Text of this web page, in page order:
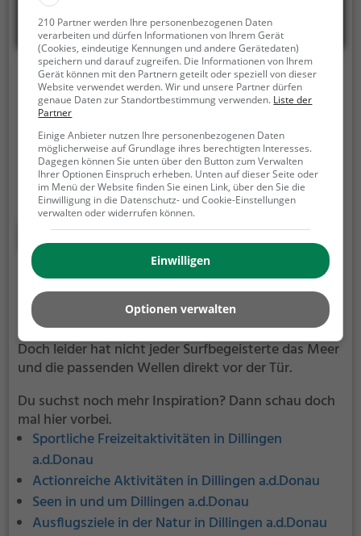
Blackforestwave
Kallhardtstraße 31, 75173 Pforzheim
Die blackforestwave ist eine künstlich erzeugte,
sogenannte stehende Surf-Welle in Pforzheim.
dem Wasser der Nagold kannst du hier die
mechanisch erzeugten Wellen reiten und deine
Technik perfektionieren.Die blackforestwave ist nur
für erfahrene Surfer geeignet.
Mehr erfahren
Wellenreiten in Dillingen a.d.Donau
Surfen oder auch Wellenreiten ist eine beliebte
Sportart und vor allem am Meer weit verbreitet.
Doch leider hat nicht jeder Surfbegeisterte das Meer
und die passenden Wellen direkt vor der Tür.
Du suchst noch mehr Inspiration? Dann schau doch
mal hier vorbei.
Sportliche Freizeitaktivitäten in Dillingen
a.d.Donau
Actionreiche Aktivitäten in Dillingen a.d.Donau
Seen in und um Dillingen a.d.Donau
Ausflugsziele in der Natur in Dillingen a.d.Donau
210 Partner werden Ihre personenbezogenen Daten
verarbeiten und dürfen Informationen von Ihrem Gerät
(Cookies, eindeutige Kennungen und andere Gerätedaten)
speichern und darauf zugreifen. Die Informationen von Ihrem
Gerät können mit den Partnern geteilt oder speziell von dieser
Website verwendet werden. Wir und unsere Partner dürfen
genaue Daten zur Standortbestimmung verwenden. Liste der
Partner
Einige Anbieter nutzen Ihre personenbezogenen Daten
möglicherweise auf Grundlage ihres berechtigten Interesses.
Dagegen können Sie unten über den Button zum Verwalten
Ihrer Optionen Einspruch erheben. Unten auf dieser Seite oder
im Menü der Website finden Sie einen Link, über den Sie die
Einwilligung in die Datenschutz- und Cookie-Einstellungen
verwalten oder widerrufen können.
Einwilligen
Optionen verwalten